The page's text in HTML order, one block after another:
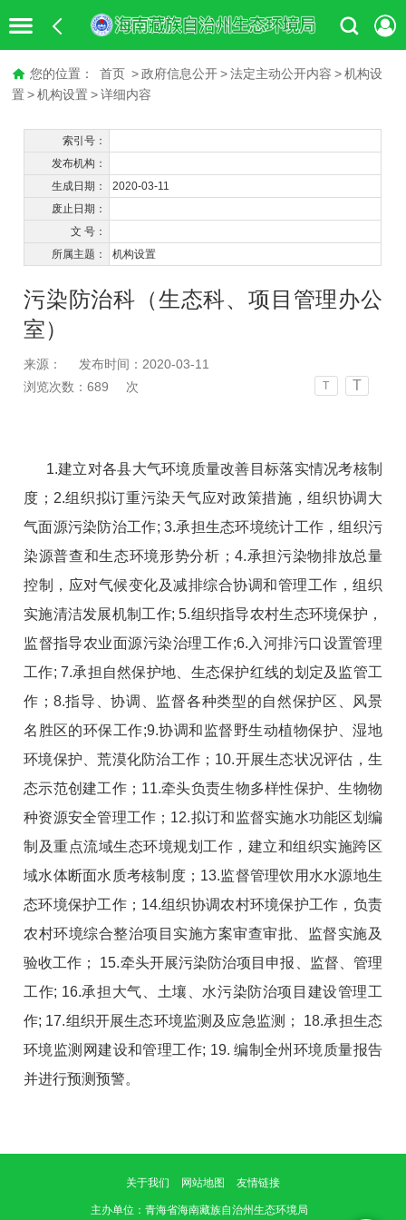
您的位置： 首页 > 政府信息公开 > 法定主动公开内容 > 机构设
置 > 机构设置 > 详细内容
索引号：
发布机构：
生成日期：
2020-03-11
废止日期：
文 号：
所属主题：
机构设置
污染防治科（生态科、项目管理办公
室）
来源：
发布时间：2020-03-11
浏览次数：689 次 T T
1.建立对各县大气环境质量改善目标落实情况考核制
度； 2.组织拟订重污染天气应对政策措施，组织协调大
气面源污染防治工作; 3.承担生态环境统计工作，组织污
染源普查和生态环境形势分析； 4.承担污染物排放总量
控制，应对气候变化及减排综合协调和管理工作，组织
实施清洁发展机制工作; 5.组织指导农村生态环境保护，
监督指导农业面源污染治理工作;6. 入河排污口设置管理
工作; 7.承担自然保护地、生态保护红线的划定及监管工
作； 8.指导、协调、监督各种类型的自然保护区、风景
名胜区的环保工作;9.协调和监督野生动植物保护、湿地
环境保护、荒漠化防治工作； 10.开展生态状况评估，生
态示范创建工作； 11.牵头负责生物多样性保护、生物物
种资源安全管理工作； 12.拟订和监督实施水功能区划编
制及重点流域生态环境规划工作，建立和组织实施跨区
域水体断面水质考核制度； 13.监督管理饮用水水源地生
态环境保护工作； 14.组织协调农村环境保护工作，负责
农村环境综合整治项目实施方案审查审批、监督实施及
验收工作；
15.牵头开展污染防治项目申报、监督、管理
工作; 16.承担大气、土壤、水污染防治项目建设管理工
作; 17.组织开展生态环境监测及应急监测； 18.承担生态
环境监测网建设和管理工作; 19.编制全州环境质量报告
并进行预测预警。
关于我们 网站地图 友情链接
主办单位 ：青海省海南藏族自治州生态环境局